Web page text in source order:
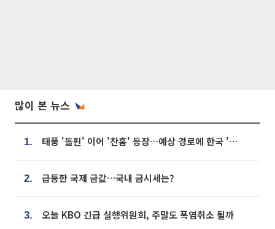
많이 본 뉴스
1. 태풍 '돌핀' 이어 '찬홈' 등장…예상 경로에 한국 '한숨'
2. 급등한 국제 금값…국내 금시세는?
3. 오늘 KBO 긴급 실행위원회, 주말도 폭염취소 될까